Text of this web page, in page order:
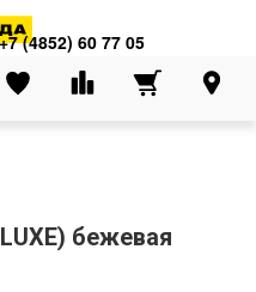
+7 (4852) 60 77 05
бежевая